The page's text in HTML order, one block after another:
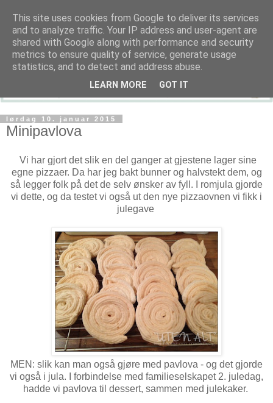
lørdag 10. januar 2015
Minipavlova
Vi har gjort det slik en del ganger at gjestene lager sine
egne pizzaer. Da har jeg bakt bunner og halvstekt dem, og
så legger folk på det de selv ønsker av fyll. I romjula gjorde
vi dette, og da testet vi også ut den nye pizzaovnen vi fikk i
julegave
MEN: slik kan man også gjøre med pavlova - og det gjorde
vi også i jula. I forbindelse med familieselskapet 2. juledag,
hadde vi pavlova til dessert, sammen med julekaker.
This site uses cookies from Google to deliver its services
and to analyze traffic. Your IP address and user-agent are
shared with Google along with performance and security
metrics to ensure quality of service, generate usage
statistics, and to detect and address abuse.
LEARN MORE GOT IT